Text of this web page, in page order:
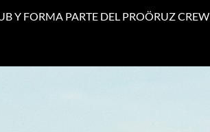
Y FORMA PARTE DEL PROÖRUZ CREW